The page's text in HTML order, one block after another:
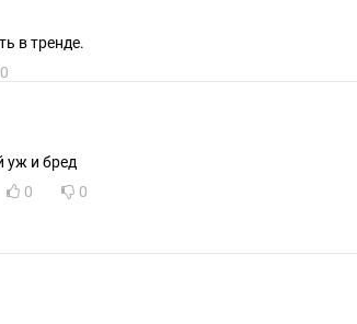
в тренде.
0
уж и бред
0 0